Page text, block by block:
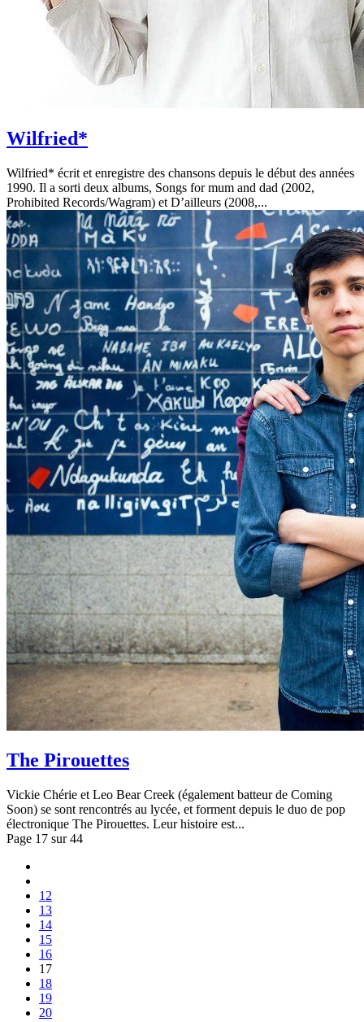
Wilfried*
Wilfried* écrit et enregistre des chansons depuis le début des années
1990. Il a sorti deux albums, Songs for mum and dad (2002,
Prohibited Records/Wagram) et D’ailleurs (2008,...
The Pirouettes
Vickie Chérie et Leo Bear Creek (également batteur de Coming
Soon) se sont rencontrés au lycée, et forment depuis le duo de pop
électronique The Pirouettes. Leur histoire est...
Page 17 sur 44
12
13
14
15
16
17
18
19
20